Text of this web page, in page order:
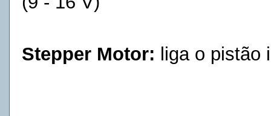
Stepper Motor: liga o pistão